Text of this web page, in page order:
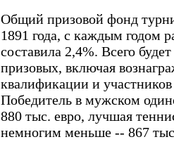
Общий призовой фонд
1891 года, с каждым годом
составила 2,4%. Всего
призовых, включая
квалификации и участников
Победитель в мужском
880 тыс. евро, лучшая
немногим меньше -- 867